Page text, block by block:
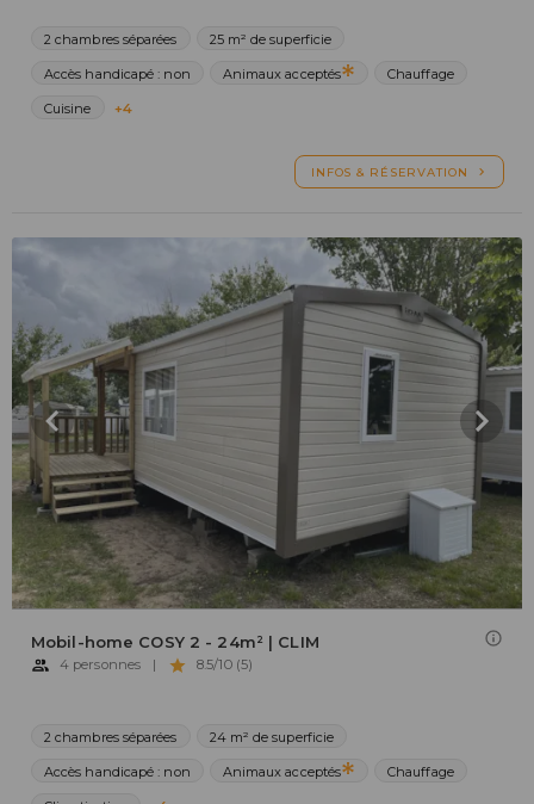
2 chambres séparées 25 m² de superficie
Accès handicapé : non Animaux acceptés Chauffage
Cuisine +4
INFOS & RÉSERVATION
Mobil-home COSY 2 - 24m² | CLIM
4 personnes | 8.5/10 (5)
2 chambres séparées 24 m² de superficie
Accès handicapé : non Animaux acceptés Chauffage